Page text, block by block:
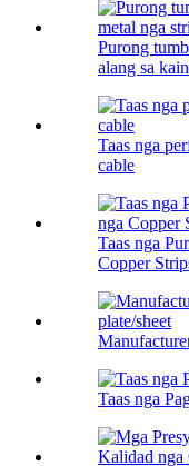
Purong
alang sa
Taas nga
cable
Taas nga
Copper
Taas nga